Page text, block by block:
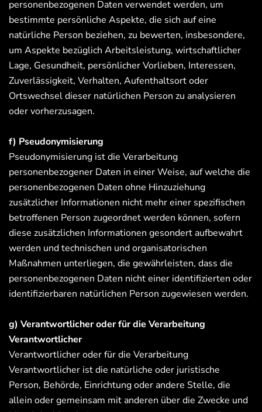
personenbezogenen Daten verwendet werden, um
bestimmte persönliche Aspekte, die sich auf eine
natürliche Person beziehen, zu bewerten, insbesondere,
um Aspekte bezüglich Arbeitsleistung, wirtschaftlicher
Lage, Gesundheit, persönlicher Vorlieben, Interessen,
Zuverlässigkeit, Verhalten, Aufenthaltsort oder
Ortswechsel dieser natürlichen Person zu analysieren
oder vorherzusagen.
f) Pseudonymisierung
Pseudonymisierung ist die Verarbeitung
personenbezogener Daten in einer Weise, auf welche die
personenbezogenen Daten ohne Hinzuziehung
zusätzlicher Informationen nicht mehr einer spezifischen
betroffenen Person zugeordnet werden können, sofern
diese zusätzlichen Informationen gesondert aufbewahrt
werden und technischen und organisatorischen
Maßnahmen unterliegen, die gewährleisten, dass die
personenbezogenen Daten nicht einer identifizierten oder
identifizierbaren natürlichen Person zugewiesen werden.
g) Verantwortlicher oder für die Verarbeitung
Verantwortlicher
Verantwortlicher oder für die Verarbeitung
Verantwortlicher ist die natürliche oder juristische
Person, Behörde, Einrichtung oder andere Stelle, die
allein oder gemeinsam mit anderen über die Zwecke und